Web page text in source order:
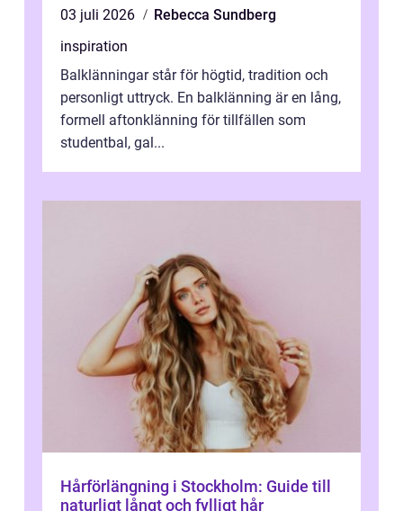
03 juli 2026
Rebecca Sundberg
inspiration
Balklänningar står för högtid, tradition och
personligt uttryck. En balklänning är en lång,
formell aftonklänning för tillfällen som
studentbal, gal...
Hårförlängning i Stockholm: Guide till
naturligt långt och fylligt hår